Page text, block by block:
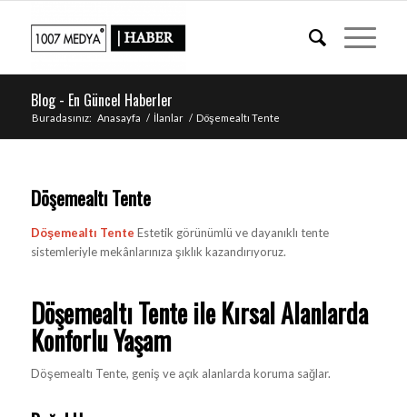
Blog - En Güncel Haberler
Buradasınız: Anasayfa / İlanlar / Döşemealtı Tente
Döşemealtı Tente
Döşemealtı Tente Estetik görünümlü ve dayanıklı tente
sistemleriyle mekânlarınıza şıklık kazandırıyoruz.
Döşemealtı Tente ile Kırsal Alanlarda
Konforlu Yaşam
Döşemealtı Tente, geniş ve açık alanlarda koruma sağlar.